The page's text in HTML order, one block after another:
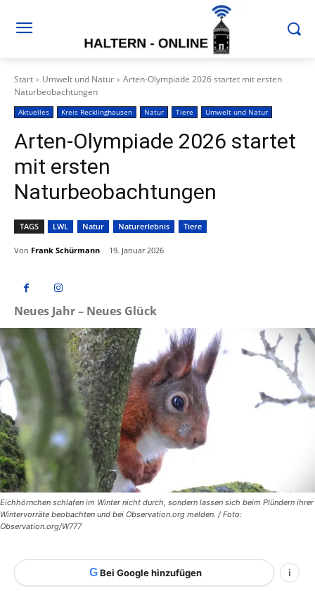
Start Umwelt und Natur
Arten-Olympiade 2026 startet mit ersten
Naturbeobachtungen
Aktuelles Kreis Recklinghausen Natur Tiere Umwelt und Natur
Arten-Olympiade 2026 startet
mit ersten
Naturbeobachtungen
TAGS LWL Natur Naturerlebnis Tiere
Von Frank Schürmann 19. Januar 2026
Neues Jahr – Neues Glück
Eichhörnchen schlafen im Winter nicht durch, sondern lassen sich beim Plündern ihrer
Wintervorräte beobachten und bei Observation.org melden. / Foto:
Observation.org/W777
G Bei Google hinzufügen i